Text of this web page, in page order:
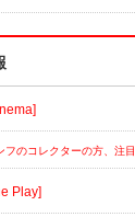
フのコレクターの方、注目
Play]